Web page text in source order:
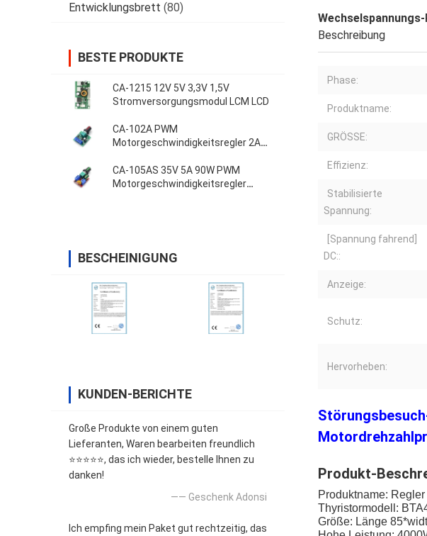
Entwicklungsbrett (80)
BESTE PRODUKTE
CA-1215 12V 5V 3,3V 1,5V
Stromversorgungsmodul LCM LCD
CA-102A PWM
Motorgeschwindigkeitsregler 2A
CA-105AS 35V 5A 90W PWM
Motorgeschwindigkeitsregler
BESCHEINIGUNG
KUNDEN-BERICHTE
Große Produkte von einem guten
Lieferanten, Waren bearbeiten freundlich
⭐⭐⭐⭐⭐, das ich wieder, bestelle Ihnen zu
danken!
—— Geschenk Adonsi
Ich empfing mein Paket gut rechtzeitig, das
Beschreibung
Phase:
Produktname:
GRÖSSE:
Effizienz:
Stabilisierte
Spannung:
[Spannung fahrend]
DC::
Anzeige:
Schutz:
Hervorheben:
Produkt-
Produktname:
Thyristormodell:
Größe: Länge